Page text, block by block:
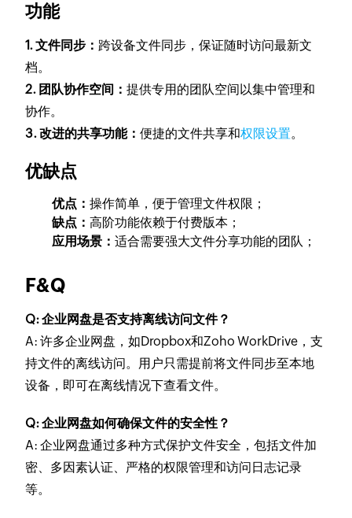
功能
1. 文件同步： 跨设备文件同步，保证随时访问最新文
档。
2. 团队协作空间：提供专用的团队空间以集中管理和
协作。
3. 改进的共享功能：便捷的文件共享和权限设置。
优缺点
优点：操作简单，便于管理文件权限；
缺点：高阶功能依赖于付费版本；
应用场景：适合需要强大文件分享功能的团队；
F&Q
Q: 企业网盘是否支持离线访问文件？
A: 许多企业网盘，如Dropbox和Zoho WorkDrive，支
持文件的离线访问。用户只需提前将文件同步至本地
设备，即可在离线情况下查看文件。
Q: 企业网盘如何确保文件的安全性？
A: 企业网盘通过多种方式保护文件安全，包括文件加
密、多因素认证、严格的权限管理和访问日志记录
等。